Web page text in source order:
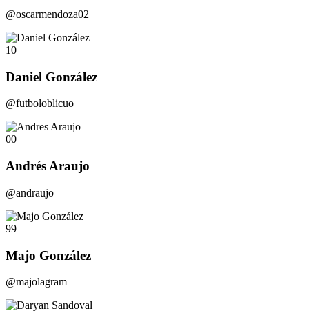
@oscarmendoza02
10
Daniel González
@futboloblicuo
00
Andrés Araujo
@andraujo
99
Majo González
@majolagram